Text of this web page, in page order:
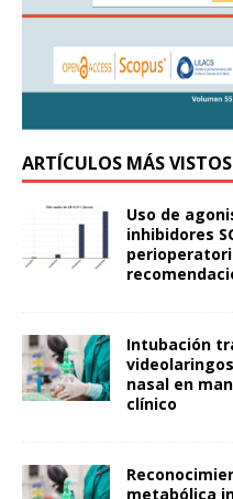
ARTÍCULOS MÁS VISTOS
Uso de
inhibidores
Intubación
nasal en
clínico
metabólica